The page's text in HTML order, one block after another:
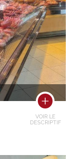
VOIR LE
DESCRIPTIF